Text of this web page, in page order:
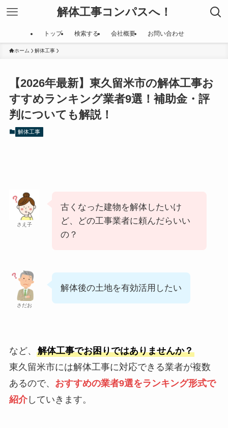
解体工事コンパスへ！
トップ 検索する 会社概要 お問い合わせ
ホーム 解体工事
【2026年最新】東久留米市の解体工事お
すすめランキング業者9選！補助金・評
判についても解説！
解体工事
さえ子
古くなった建物を解体したいけ
ど、どの工事業者に頼んだらいい
の？
さだお
解体後の土地を有効活用したい
など、 解体工事でお困りではありませんか？
東久留米市には解体工事に対応できる業者が複数
あるので、 おすすめの業者9選をランキング形式で
紹介していきます。